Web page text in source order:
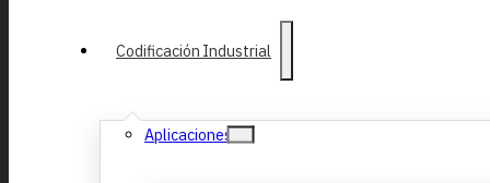
Codificación Industrial
Aplicaciones